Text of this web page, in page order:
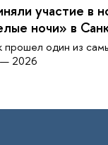
участие в
ночи» в
прошел один из
— 2026